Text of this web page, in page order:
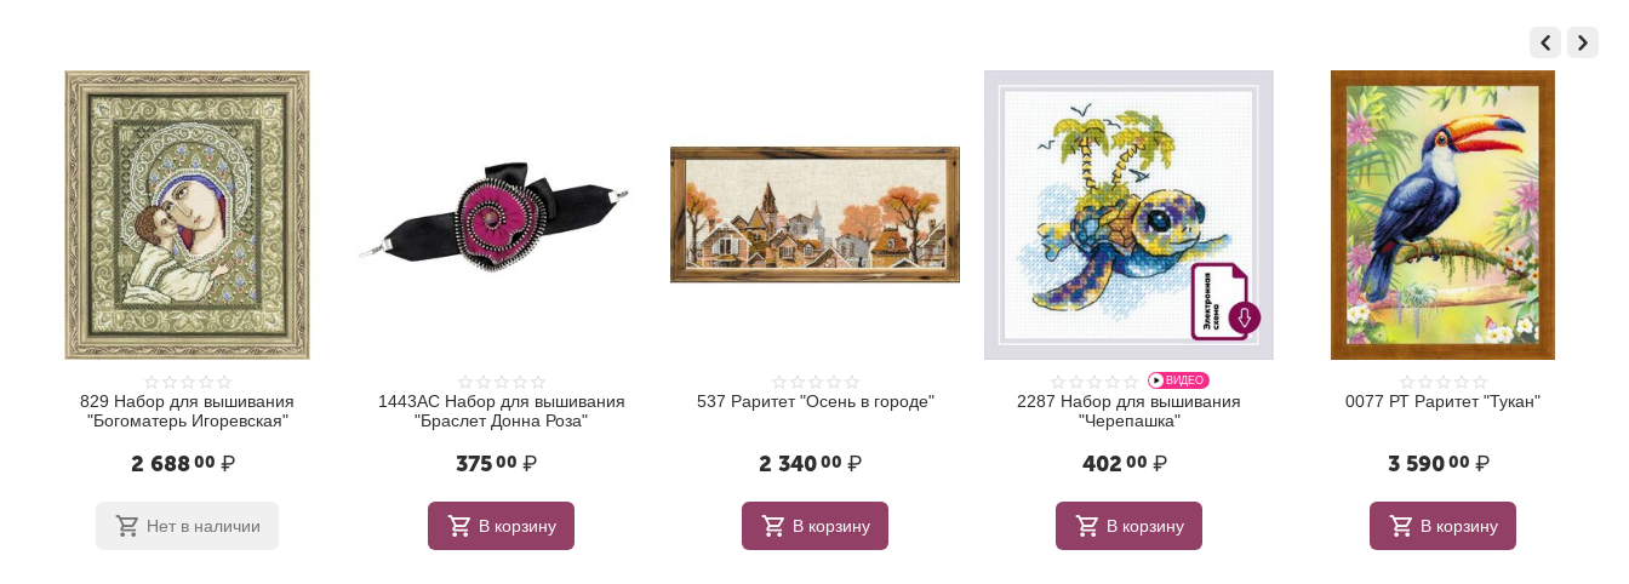
829 Набор для вышивания
"Богоматерь Игоревская"
2 688 00 ₽
Нет в наличии
1443АС Набор для вышивания
"Браслет Донна Роза"
37500 ₽
В корзину
537 Раритет "Осень в городе"
2 34000 ₽
В корзину
ВИДЕО
2287 Набор для вышивания
"Черепашка"
402 00 ₽
В корзину
0077 РТ Раритет "Тукан"
3 590 00 ₽
В корзину